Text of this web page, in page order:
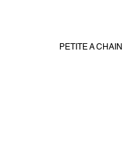
PETITE A